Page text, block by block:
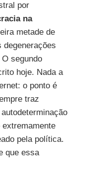
por
na
metade de
degenerações
segundo
hoje. Nada a
o ponto é
traz
pela política.
que essa